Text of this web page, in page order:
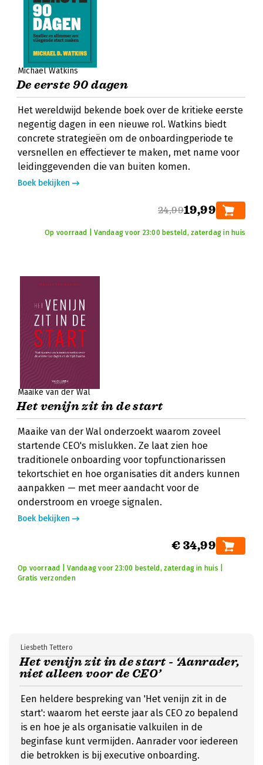
Michael Watkins
De eerste 90 dagen
Het wereldwijd bekende boek over de kritieke eerste
negentig dagen in een nieuwe rol. Watkins biedt
concrete strategieën om de onboardingperiode te
versnellen en effectiever te maken, met name voor
leidinggevenden die van buiten komen.
Boek bekijken
24,9919,99
Op voorraad | Vandaag voor 23:00 besteld, zaterdag in huis
Maaike van der Wal
Het venijn zit in de start
Maaike van der Wal onderzoekt waarom zoveel
startende CEO's mislukken. Ze laat zien hoe
traditionele onboarding voor topfunctionarissen
tekortschiet en hoe organisaties dit anders kunnen
aanpakken — met meer aandacht voor de
onderstroom en vroege signalen.
Boek bekijken
€ 34,99
Op voorraad | Vandaag voor 23:00 besteld, zaterdag in huis |
Gratis verzonden
Het venijn zit in de start - ‘Aanrader,
niet alleen voor de CEO’
Liesbeth Tettero
Een heldere bespreking van 'Het venijn zit in de
start': waarom het eerste jaar als CEO zo bepalend
is en hoe je als organisatie valkuilen in de
beginfase kunt vermijden. Aanrader voor iedereen
die betrokken is bij executive onboarding.